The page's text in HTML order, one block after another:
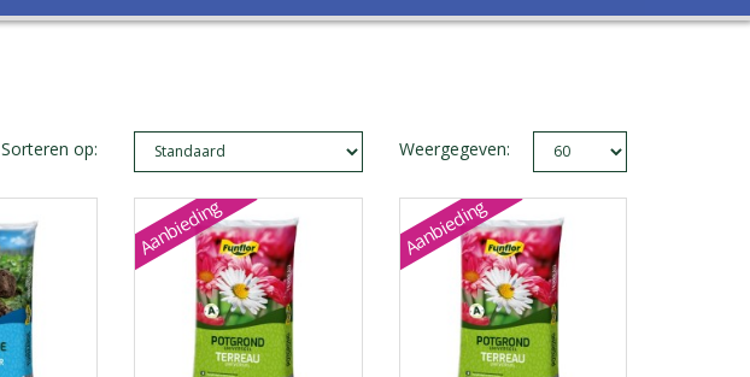
Sorteren op: Weergegeven:
Aanbieding Aanbieding